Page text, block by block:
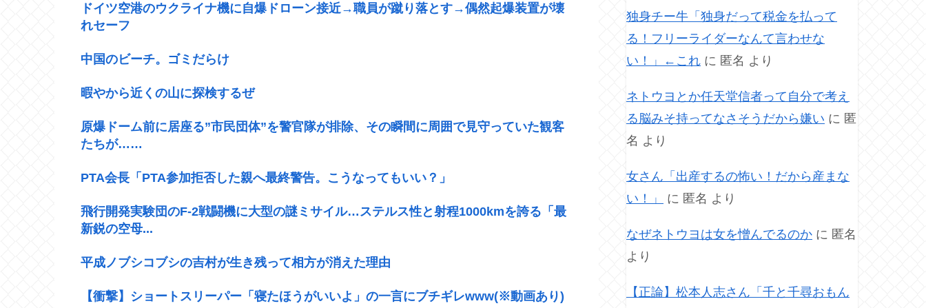
ドイツ空港のウクライナ機に自爆ドローン接近→職員が蹴り落とす→偶然起爆装置が壊
れセーフ
中国のビーチ。ゴミだらけ
暇やから近くの山に探検するぜ
原爆ドーム前に居座る”市民団体”を警官隊が排除、その瞬間に周囲で見守っていた観客
たちが……
PTA会長「PTA参加拒否した親へ最終警告。こうなってもいい？」
飛行開発実験団のF-2戦闘機に大型の謎ミサイル…ステルス性と射程1000kmを誇る「最
新鋭の空母...
平成ノブシコブシの吉村が生き残って相方が消えた理由
【衝撃】ショートスリーパー「寝たほうがいいよ」の一言にブチギレwww(※動画あり)
独身チー牛「独身だって税金を払って
る！フリーライダーなんて言わせな
い！」←これ に 匿名 より
ネトウヨとか任天堂信者って自分で考え
る脳みそ持ってなさそうだから嫌い に 匿
名 より
女さん「出産するの怖い！だから産まな
い！」
に 匿名 より
なぜネトウヨは女を憎んでるのか に 匿名
より
【正論】松本人志さん「千と千尋おもん